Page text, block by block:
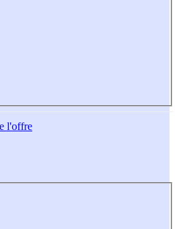
l'offre